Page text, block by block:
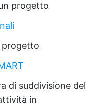
progetto
progetto
di suddivisione del
in